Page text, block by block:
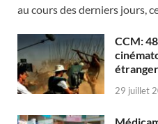
au cours des derniers jours,
CCM:
29 juillet